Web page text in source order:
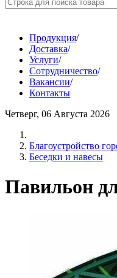
Продукция/
Доставка/
Услуги/
Сотрудничество/
Вакансии/
Контакты
Четверг, 06 Августа 2026
Благоустройство
Беседки и навесы
Павильон